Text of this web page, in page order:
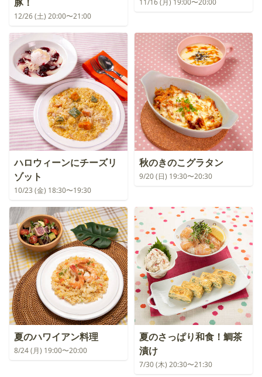
12/26 (土) 20:00〜21:00
11/16 (月) 19:00〜20:00
ハロウィーンにチーズリ
ゾット
10/23 (金) 18:30〜19:30
秋のきのこグラタン
9/20 (日) 19:30〜20:30
夏のハワイアン料理
8/24 (月) 19:00〜20:00
夏のさっぱり和食！鯛茶
漬け
7/30 (木) 20:30〜21:30